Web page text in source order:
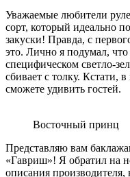
Уважаемые любители
сорт, который идеально
закуски! Правда, с
это. Лично я подумал,
специфическом светло-
сбивает с толку. Кстати,
сможете удивить гостей.
Восточный принц
Представляю вам
«Гавриш»! Я обратил на
описания